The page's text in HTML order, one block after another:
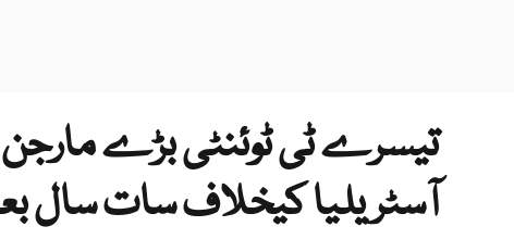
تیسرے ٹی ٹوئنٹی بڑے
آسٹریلیا کیخلاف سات سال